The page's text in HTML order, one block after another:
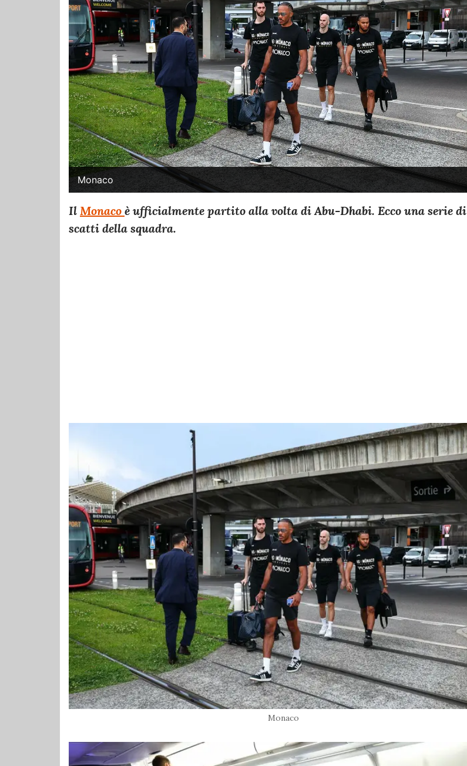
Monaco
Il Monaco è ufficialmente partito alla volta di Abu-Dhabi. Ecco una serie di
scatti della squadra.
Monaco